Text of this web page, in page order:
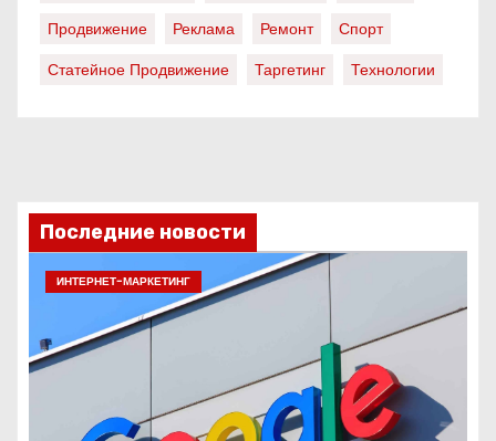
Продвижение
Реклама Ремонт
Спорт
Статейное Продвижение
Таргетинг Технологии
Последние новости
ИНТЕРНЕТ-МАРКЕТИНГ